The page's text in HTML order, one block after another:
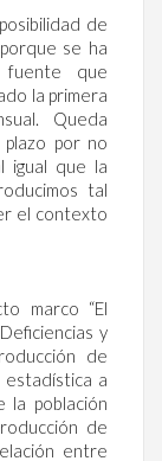
de
se ha
fuente que
la primera
Queda
por no
igual que la
tal
el contexto
marco “El
y
de
estadística a
la población
de
entre